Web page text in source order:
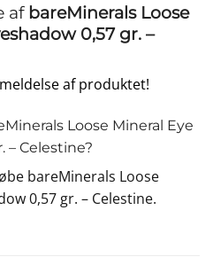
af bareMinerals Loose
0,57 gr. –
af produktet!
Loose Mineral Eye
– Celestine?
bareMinerals Loose
0,57 gr. – Celestine.